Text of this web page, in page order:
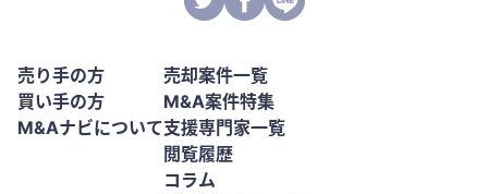
売り手の方
買い手の方
M&Aナビについて
売却案件一覧
M&A案件特集
支援専門家一覧
閲覧履歴
コラム